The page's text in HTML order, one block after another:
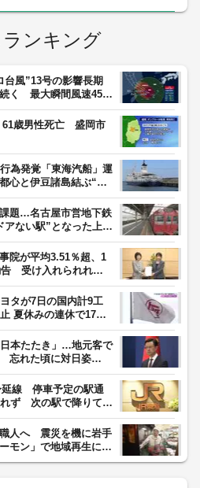
ンキング
台風”13号の影響長期
く 最大瞬間風速45メ
便欠航
61歳男性死亡 盛岡市
為発覚「東海汽船」運
心と伊豆諸島結ぶ“生
」
題…名古屋市営地下鉄
アない駅”となった上小
いる」
院が平均3.51％超、1
告 受け入れられれば
タが7日の国内計9工
夏休みの連休で17日
本たたき」…地元客で
忘れた頃に対日姿
線 停車予定の駅通
ず 次の駅で降りて戻
人へ 震災を機に岩手
モン」で地域再生に挑